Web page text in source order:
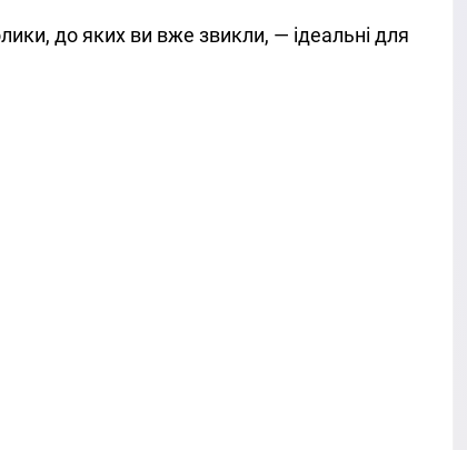
до яких ви вже звикли, — ідеальні для